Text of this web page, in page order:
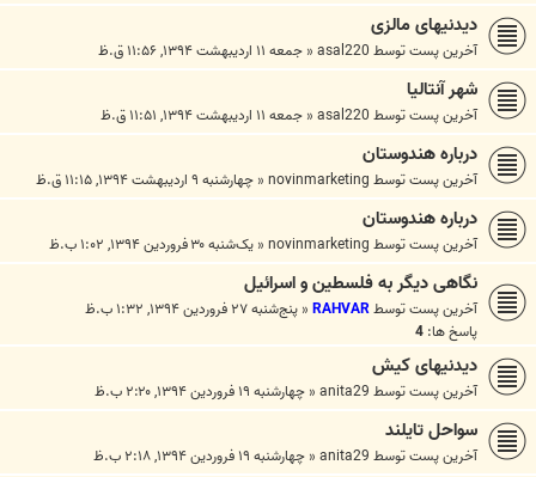
دیدنیهای مالزی
آخرین پست توسطasal220
« جمعه ۱۱ اردیبهشت ۱۳۹۴, ۱۱:۵۶ ق.ظ
شهر آنتالیا
آخرین پست توسطasal220
« جمعه ۱۱ اردیبهشت ۱۳۹۴, ۱۱:۵۱ ق.ظ
درباره هندوستان
آخرین پست توسطnovinmarketing
« چهارشنبه ۹ اردیبهشت ۱۳۹۴, ۱۱:۱۵ ق.ظ
درباره هندوستان
آخرین پست توسطnovinmarketing
« یک‌شنبه ۳۰ فروردین ۱۳۹۴, ۱:۰۲ ب.ظ
نگاهی دیگر به فلسطین و اسرائیل
آخرین پست توسطRAHVAR
« پنج‌شنبه ۲۷ فروردین ۱۳۹۴, ۱:۳۲ ب.ظ
پاسخ ها: 4
دیدنیهای کیش
آخرین پست توسطanita29
« چهارشنبه ۱۹ فروردین ۱۳۹۴, ۲:۲۰ ب.ظ
سواحل تایلند
آخرین پست توسطanita29
« چهارشنبه ۱۹ فروردین ۱۳۹۴, ۲:۱۸ ب.ظ